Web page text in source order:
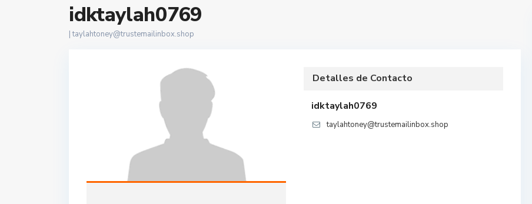
idktaylah0769
|taylahtoney@trustemailinbox.shop
Detalles de Contacto
idktaylah0769
taylahtoney@trustemailinbox.shop